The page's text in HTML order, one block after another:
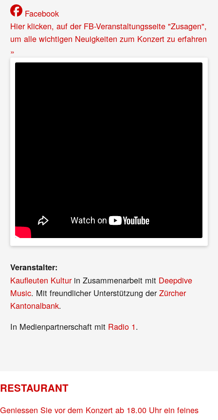
Facebook
Hier klicken, auf der FB-Veranstaltungsseite "Zusagen",
um alle wichtigen Neuigkeiten zum Konzert zu erfahren
»
Veranstalter:
Kaufleuten Kulturin Zusammenarbeit mit Deepdive
Music. Mit freundlicher Unterstützung derZürcher
Kantonalbank.
In Medienpartnerschaft mit Radio 1.
RESTAURANT
Geniessen Sie vor dem Konzert ab 18.00 Uhr ein feines